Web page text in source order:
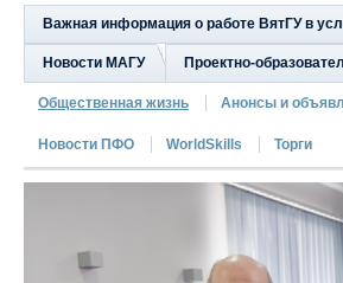
Важная информация о работе ВятГУ в
Новости МАГУ Проектно-
Общественная жизнь Анонсы и
Новости ПФО WorldSkills Торги